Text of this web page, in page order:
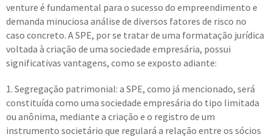
venture é fundamental para o sucesso do empreendimento e
demanda minuciosa análise de diversos fatores de risco no
caso concreto. A SPE, por se tratar de uma formatação jurídica
voltada à criação de uma sociedade empresária, possui
significativas vantagens, como se exposto adiante:
1. Segregação patrimonial: a SPE, como já mencionado, será
constituída como uma sociedade empresária do tipo limitada
ou anônima, mediante a criação e o registro de um
instrumento societário que regulará a relação entre os sócios